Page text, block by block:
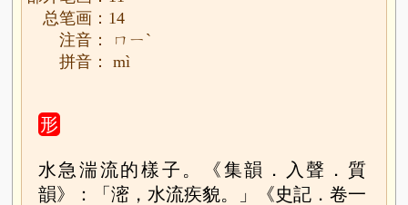
总笔画：14
注音： ㄇㄧˋ
拼音： mì
形
水急湍流的樣子。《集韻．入聲．質
韻》：「滵，水流疾貌。」《史記．卷一